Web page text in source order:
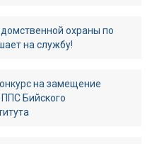
охраны по
на службу!
на замещение
Бийского